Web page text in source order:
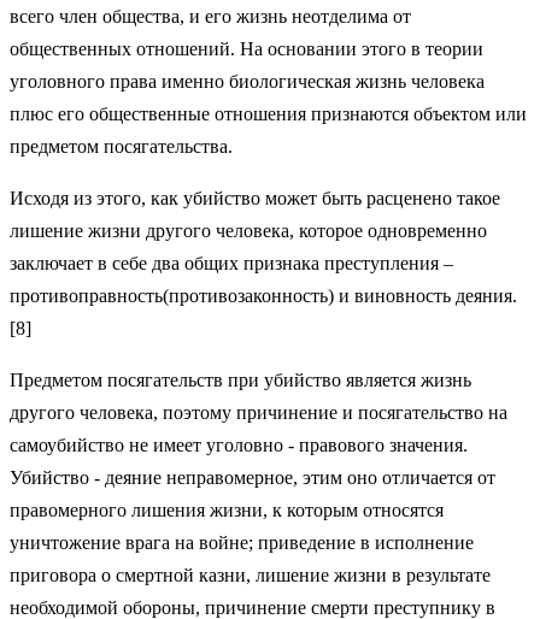
всего член общества, и его жизнь неотделима от
общественных отношений. На основании этого в теории
уголовного права именно биологическая жизнь человека
плюс его общественные отношения признаются объектом или
предметом посягательства.
Исходя из этого, как убийство может быть расценено такое
лишение жизни другого человека, которое одновременно
заключает в себе два общих признака преступления –
противоправность(противозаконность) и виновность деяния.
[8]
Предметом посягательств при убийство является жизнь
другого человека, поэтому причинение и посягательство на
самоубийство не имеет уголовно - правового значения.
Убийство - деяние неправомерное, этим оно отличается от
правомерного лишения жизни, к которым относятся
уничтожение врага на войне; приведение в исполнение
приговора о смертной казни, лишение жизни в результате
необходимой обороны, причинение смерти преступнику в